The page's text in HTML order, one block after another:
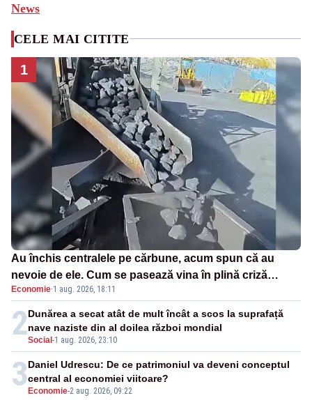
News
CELE MAI CITITE
1
Au închis centralele pe cărbune, acum spun că au
nevoie de ele. Cum se pasează vina în plină criză
energetică
Economie·1 aug. 2026, 18:11
2Social -1 aug. 2026, 23:10
Dunărea a secat atât de mult încât a scos la suprafață
nave naziste din al doilea război mondial
3 Economie-2 aug. 2026, 09:22
Daniel Udrescu: De ce patrimoniul va deveni conceptul
central al economiei viitoare?